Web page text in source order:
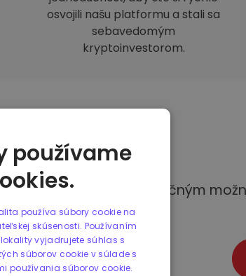
osvojili našu platformu a stali sa
sebavedomým
kryptoinvestorom.
platby
prístup k rôznym bezpečným
používame
používa súbory cookie na
skúsenosti. Používaním
vyjadrujete súhlas s
súborov cookie v súlade s
používania súborov cookie.